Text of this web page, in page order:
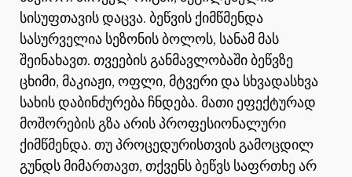
სისუფთავის დაცვა. ბეწვის ქიმწმენდა
სასურველია სეზონის ბოლოს, სანამ მას
შეინახავთ. თვეების განმავლობაში ბეწვზე
ცხიმი, მაკიაჟი, ოფლი, მტვერი და სხვადასხვა
სახის დაბინძურება ჩნდება. მათი ეფექტურად
მოშორების გზა არის პროფესიონალური
ქიმწმენდა. თუ პროცედურისთვის გამოცდილ
გუნდს მიმართავთ, თქვენს ბეწვს საფრთხე არ